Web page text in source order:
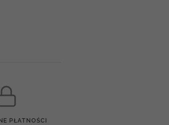
PŁATNOŚCI